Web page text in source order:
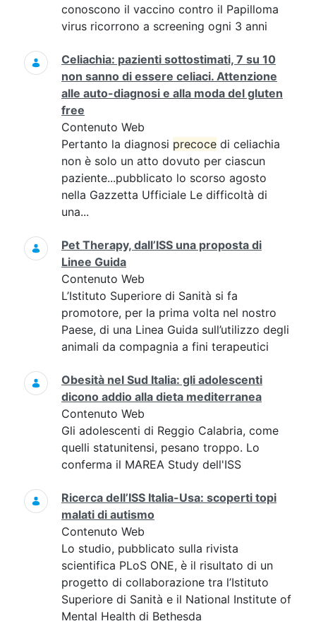
conoscono il vaccino contro il Papilloma
virus ricorrono a screening ogni 3 anni
Celiachia: pazienti sottostimati, 7 su 10
non sanno di essere celiaci. Attenzione
alle auto-diagnosi e alla moda del gluten
free
Contenuto Web
Pertanto la diagnosi precoce di celiachia
non è solo un atto dovuto per ciascun
paziente...pubblicato lo scorso agosto
nella Gazzetta Ufficiale Le difficoltà di
una...
Pet Therapy, dall’ISS una proposta di
Linee Guida
Contenuto Web
L’Istituto Superiore di Sanità si fa
promotore, per la prima volta nel nostro
Paese, di una Linea Guida sull’utilizzo degli
animali da compagnia a fini terapeutici
Obesità nel Sud Italia: gli adolescenti
dicono addio alla dieta mediterranea
Contenuto Web
Gli adolescenti di Reggio Calabria, come
quelli statunitensi, pesano troppo. Lo
conferma il MAREA Study dell'ISS
Ricerca dell’ISS Italia-Usa: scoperti topi
malati di autismo
Contenuto Web
Lo studio, pubblicato sulla rivista
scientifica PLoS ONE, è il risultato di un
progetto di collaborazione tra l’Istituto
Superiore di Sanità e il National Institute of
Mental Health di Bethesda